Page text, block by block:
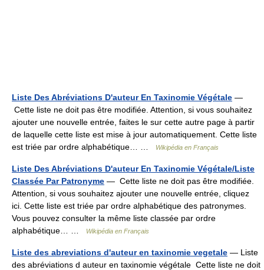
Liste Des Abréviations D'auteur En Taxinomie Végétale —
Cette liste ne doit pas être modifiée. Attention, si vous souhaitez
ajouter une nouvelle entrée, faites le sur cette autre page à partir
de laquelle cette liste est mise à jour automatiquement. Cette liste
est triée par ordre alphabétique… …
Wikipédia en Français
Liste Des Abréviations D'auteur En Taxinomie Végétale/Liste
Classée Par Patronyme — Cette liste ne doit pas être modifiée.
Attention, si vous souhaitez ajouter une nouvelle entrée, cliquez
ici. Cette liste est triée par ordre alphabétique des patronymes.
Vous pouvez consulter la même liste classée par ordre
alphabétique… …
Wikipédia en Français
Liste des abreviations d'auteur en taxinomie vegetale — Liste
des abréviations d auteur en taxinomie végétale Cette liste ne doit